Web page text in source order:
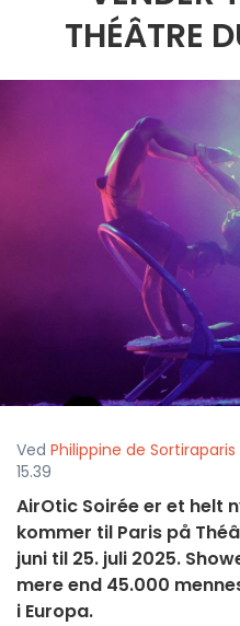
THÉÂTRE
Ved Philippine de Sortiraparis
15.39
AirOtic Soirée er et helt
kommer til Paris på
juni til 25. juli 2025.
mere end 45.000
i Europa.